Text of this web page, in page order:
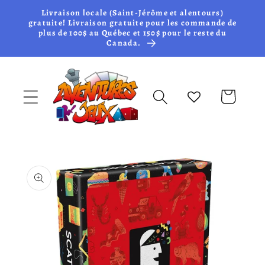
et passer
au
contenu
Livraison locale (Saint-Jérôme et alentours)
gratuite! Livraison gratuite pour les commande de
plus de 100$ au Québec et 150$ pour le reste du
Canada.
Panier
informations
produits